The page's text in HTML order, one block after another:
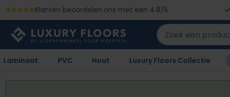
naar de hoofdinhoud
Ga naar de zoekopdracht
Ga naar de hoofdnavigatie
Klanten beoordelen ons met een 4.8/5
Laminaat PVC Hout Luxury Floors Collectie